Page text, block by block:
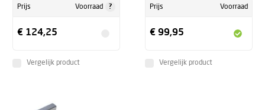
Prijs Voorraad ?
€ 124,25
Vergelijk product
Prijs Voorraad
€ 99,95
Vergelijk product